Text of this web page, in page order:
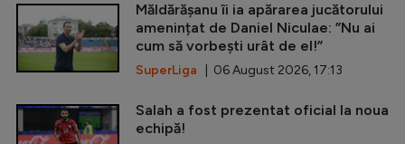
Măldărășanu îi ia apărarea jucătorului
amenințat de Daniel Niculae: ”Nu ai
cum să vorbești urât de el!”
SuperLiga | 06 August 2026, 17:13
Salah a fost prezentat oficial la noua
echipă!